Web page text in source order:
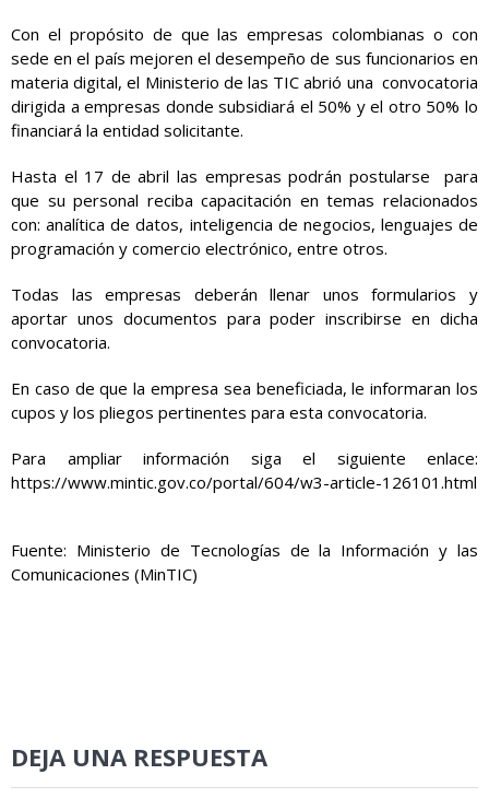
Con el propósito de que las empresas colombianas o con
sede en el país mejoren el desempeño de sus funcionarios en
materia digital, el Ministerio de las TIC abrió una convocatoria
dirigida a empresas donde subsidiará el 50% y el otro 50% lo
financiará la entidad solicitante.
Hasta el 17 de abril las empresas podrán postularse para
que su personal reciba capacitación en temas relacionados
con: analítica de datos, inteligencia de negocios, lenguajes de
programación y comercio electrónico, entre otros.
Todas las empresas deberán llenar unos formularios y
aportar unos documentos para poder inscribirse en dicha
convocatoria.
En caso de que la empresa sea beneficiada, le informaran los
cupos y los pliegos pertinentes para esta convocatoria.
Para ampliar información siga el siguiente enlace:
https://www.mintic.gov.co/portal/604/w3-article-126101.html
Fuente: Ministerio de Tecnologías de la Información y las
Comunicaciones (MinTIC)
DEJA UNA RESPUESTA